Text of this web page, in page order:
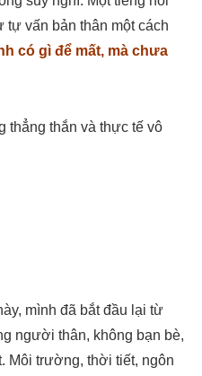
tự vấn bản thân một cách
có gì để mất, mà chưa
thẳng thắn và thực tế vô
mình đã bắt đầu lại từ
người thân, không bạn bè,
Môi trường, thời tiết, ngôn